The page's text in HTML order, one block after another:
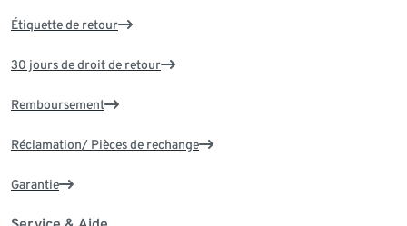
Étiquette de retour
30 jours de droit de retour
Remboursement
Réclamation/ Pièces de rechange
Garantie